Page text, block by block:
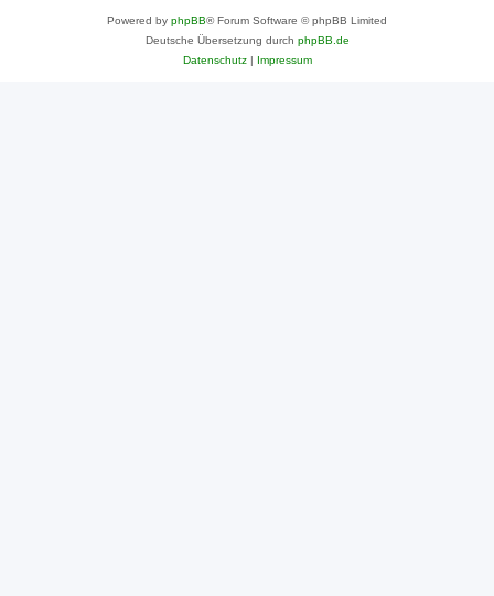
Powered by phpBB® Forum Software © phpBB Limited
Deutsche Übersetzung durch phpBB.de
Datenschutz| Impressum